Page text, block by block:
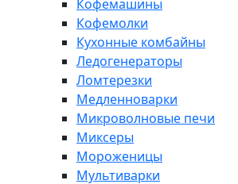
Кофемашины
Кофемолки
Кухонные комбайны
Ледогенераторы
Ломтерезки
Медленноварки
Микроволновые печи
Миксеры
Мороженицы
Мультиварки